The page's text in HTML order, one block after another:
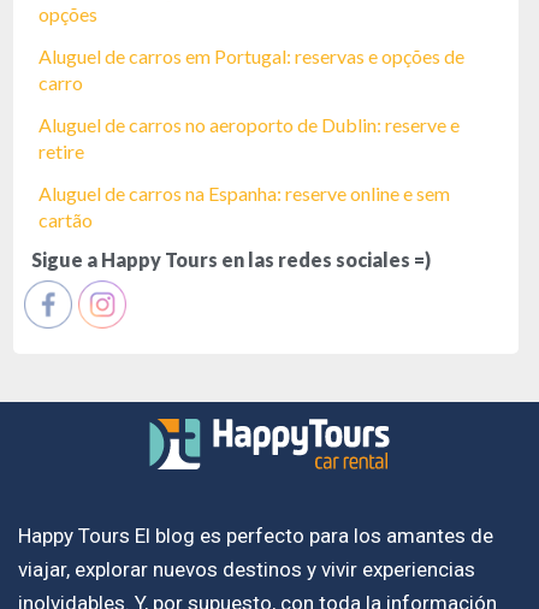
opções
Aluguel de carros em Portugal: reservas e opções de
carro
Aluguel de carros no aeroporto de Dublin: reserve e
retire
Aluguel de carros na Espanha: reserve online e sem
cartão
Sigue a Happy Tours en las redes sociales =)
Happy Tours El blog es perfecto para los amantes de
viajar, explorar nuevos destinos y vivir experiencias
inolvidables. Y, por supuesto, con toda la información